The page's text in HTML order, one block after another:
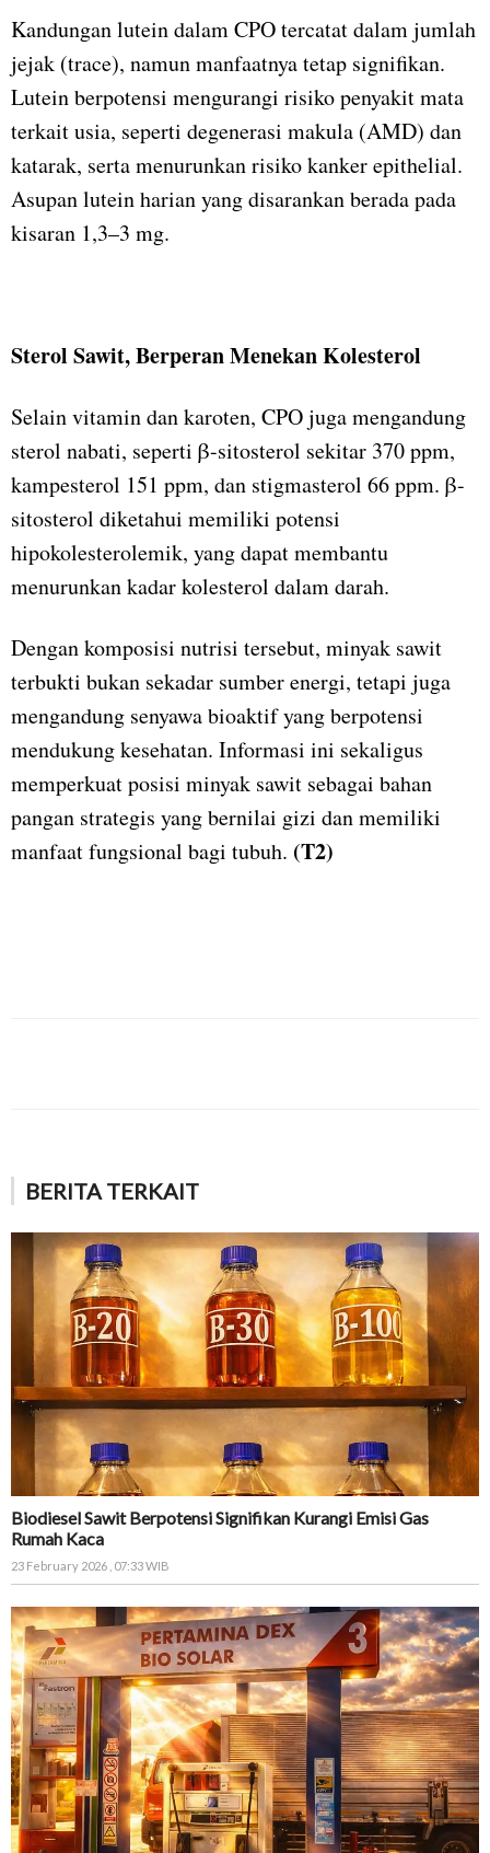
Kandungan lutein dalam CPO tercatat dalam jumlah
jejak (trace), namun manfaatnya tetap signifikan.
Lutein berpotensi mengurangi risiko penyakit mata
terkait usia, seperti degenerasi makula (AMD) dan
katarak, serta menurunkan risiko kanker epithelial.
Asupan lutein harian yang disarankan berada pada
kisaran 1,3–3 mg.
Sterol Sawit, Berperan Menekan Kolesterol
Selain vitamin dan karoten, CPO juga mengandung
sterol nabati, seperti β-sitosterol sekitar 370 ppm,
kampesterol 151 ppm, dan stigmasterol 66 ppm. β-
sitosterol diketahui memiliki potensi
hipokolesterolemik, yang dapat membantu
menurunkan kadar kolesterol dalam darah.
Dengan komposisi nutrisi tersebut, minyak sawit
terbukti bukan sekadar sumber energi, tetapi juga
mengandung senyawa bioaktif yang berpotensi
mendukung kesehatan. Informasi ini sekaligus
memperkuat posisi minyak sawit sebagai bahan
pangan strategis yang bernilai gizi dan memiliki
manfaat fungsional bagi tubuh. (T2)
BERITA TERKAIT
Biodiesel Sawit Berpotensi Signifikan Kurangi Emisi Gas
Rumah Kaca
23 February 2026 , 07:33 WIB